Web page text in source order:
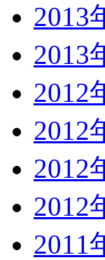
2013
2013
2012
2012
2012
2012
2011